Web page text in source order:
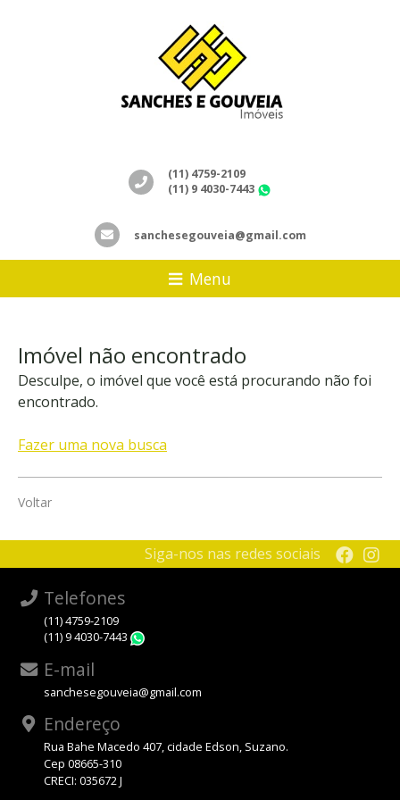
(11) 4759-2109
(11) 9 4030-7443
sanchesegouveia@gmail.com
Menu
Imóvel não encontrado
Desculpe, o imóvel que você está procurando não foi
encontrado.
Fazer uma nova busca
Voltar
Siga-nos nas redes sociais
Telefones
(11) 4759-2109
(11) 9 4030-7443
E-mail
sanchesegouveia@gmail.com
Endereço
Rua Bahe Macedo 407, cidade Edson, Suzano.
Cep 08665-310
CRECI: 035672 J